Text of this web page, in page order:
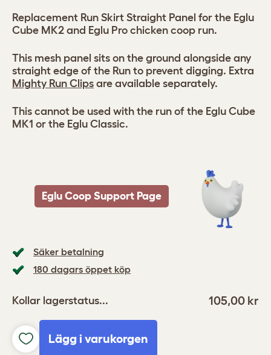
Säker betalning
180 dagars öppet köp
Kollar lagerstatus... 105,00 kr
Lägg i varukorgen
Replacement Run Skirt Straight Panel for the Eglu
Cube MK2 and Eglu Pro chicken coop run.
This mesh panel sits on the ground alongside any
straight edge of the Run to prevent digging. Extra
Mighty Run Clips are available separately.
This cannot be used with the run of the Eglu Cube
MK1 or the Eglu Classic.
Eglu Coop Support Page